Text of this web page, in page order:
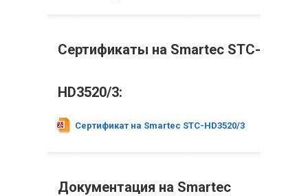
Сертификаты на Smartec STC-
HD3520/3:
Сертификат на Smartec STC-HD3520/3
Документация на Smartec